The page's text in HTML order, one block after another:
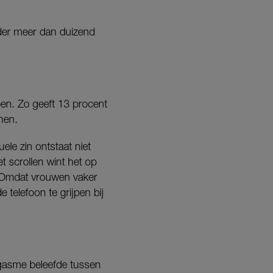
meer dan duizend
Zo geeft 13 procent
zin ontstaat niet
scrollen wint het op
vrouwen vaker
telefoon te grijpen bij
beleefde tussen